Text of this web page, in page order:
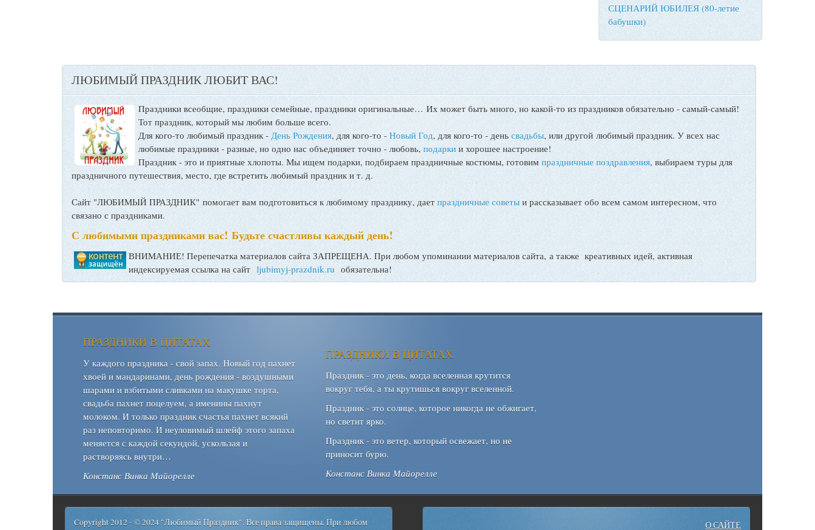
СЦЕНАРИЙ ЮБИЛЕЯ (80-летие
бабушки)
ЛЮБИМЫЙ ПРАЗДНИК ЛЮБИТ ВАС!
Праздники всеобщие, праздники семейные, праздники оригинальные… Их может быть много, но какой-то из праздников обязательно - самый-самый!
Тот праздник, который мы любим больше всего.
Для кого-то любимый праздник -День Рождения, для кого-то - Новый Год, для кого-то - день свадьбы, или другой любимый праздник. У всех нас
любимые праздники - разные, но одно нас объединяет точно - любовь, подарки и хорошее настроение!
Праздник - это и приятные хлопоты. Мы ищем подарки, подбираем праздничные костюмы, готовим праздничные поздравления, выбираем туры для
праздничного путешествия, место, где встретить любимый праздник и т. д.
Сайт "ЛЮБИМЫЙ ПРАЗДНИК" помогает вам подготовиться к любимому празднику, даетпраздничные советыи рассказывает обо всем самом интересном, что
связано с праздниками.
С любимыми праздниками вас! Будьте счастливы каждый день!
ВНИМАНИЕ! Перепечатка материалов сайта ЗАПРЕЩЕНА. При любом упоминании материалов сайта, а также креативных идей, активная
индексируемая ссылка на сайт ljubimyj-prazdnik.ru обязательна!
ПРАЗДНИКИ В ЦИТАТАХ
У каждого праздника - свой запах. Новый год пахнет
хвоей и мандаринами, день рождения - воздушными
шарами и взбитыми сливками на макушке торта,
свадьба пахнет поцелуем, а именины пахнут
молоком. И только праздник счастья пахнет всякий
раз неповторимо. И неуловимый шлейф этого запаха
меняется с каждой секундой, ускользая и
растворяясь внутри…
Констанс Винка Майорелле
ПРАЗДНИКИ В ЦИТАТАХ
Праздник - это день, когда вселенная крутится
вокруг тебя, а ты крутишься вокруг вселенной.
Праздник - это солнце, которое никогда не обжигает,
но светит ярко.
Праздник - это ветер, который освежает, но не
приносит бурю.
Констанс Винка Майорелле
Copyright 2012 - © 2024 "Любимый Праздник". Все права защищены. При любом
О САЙТЕ